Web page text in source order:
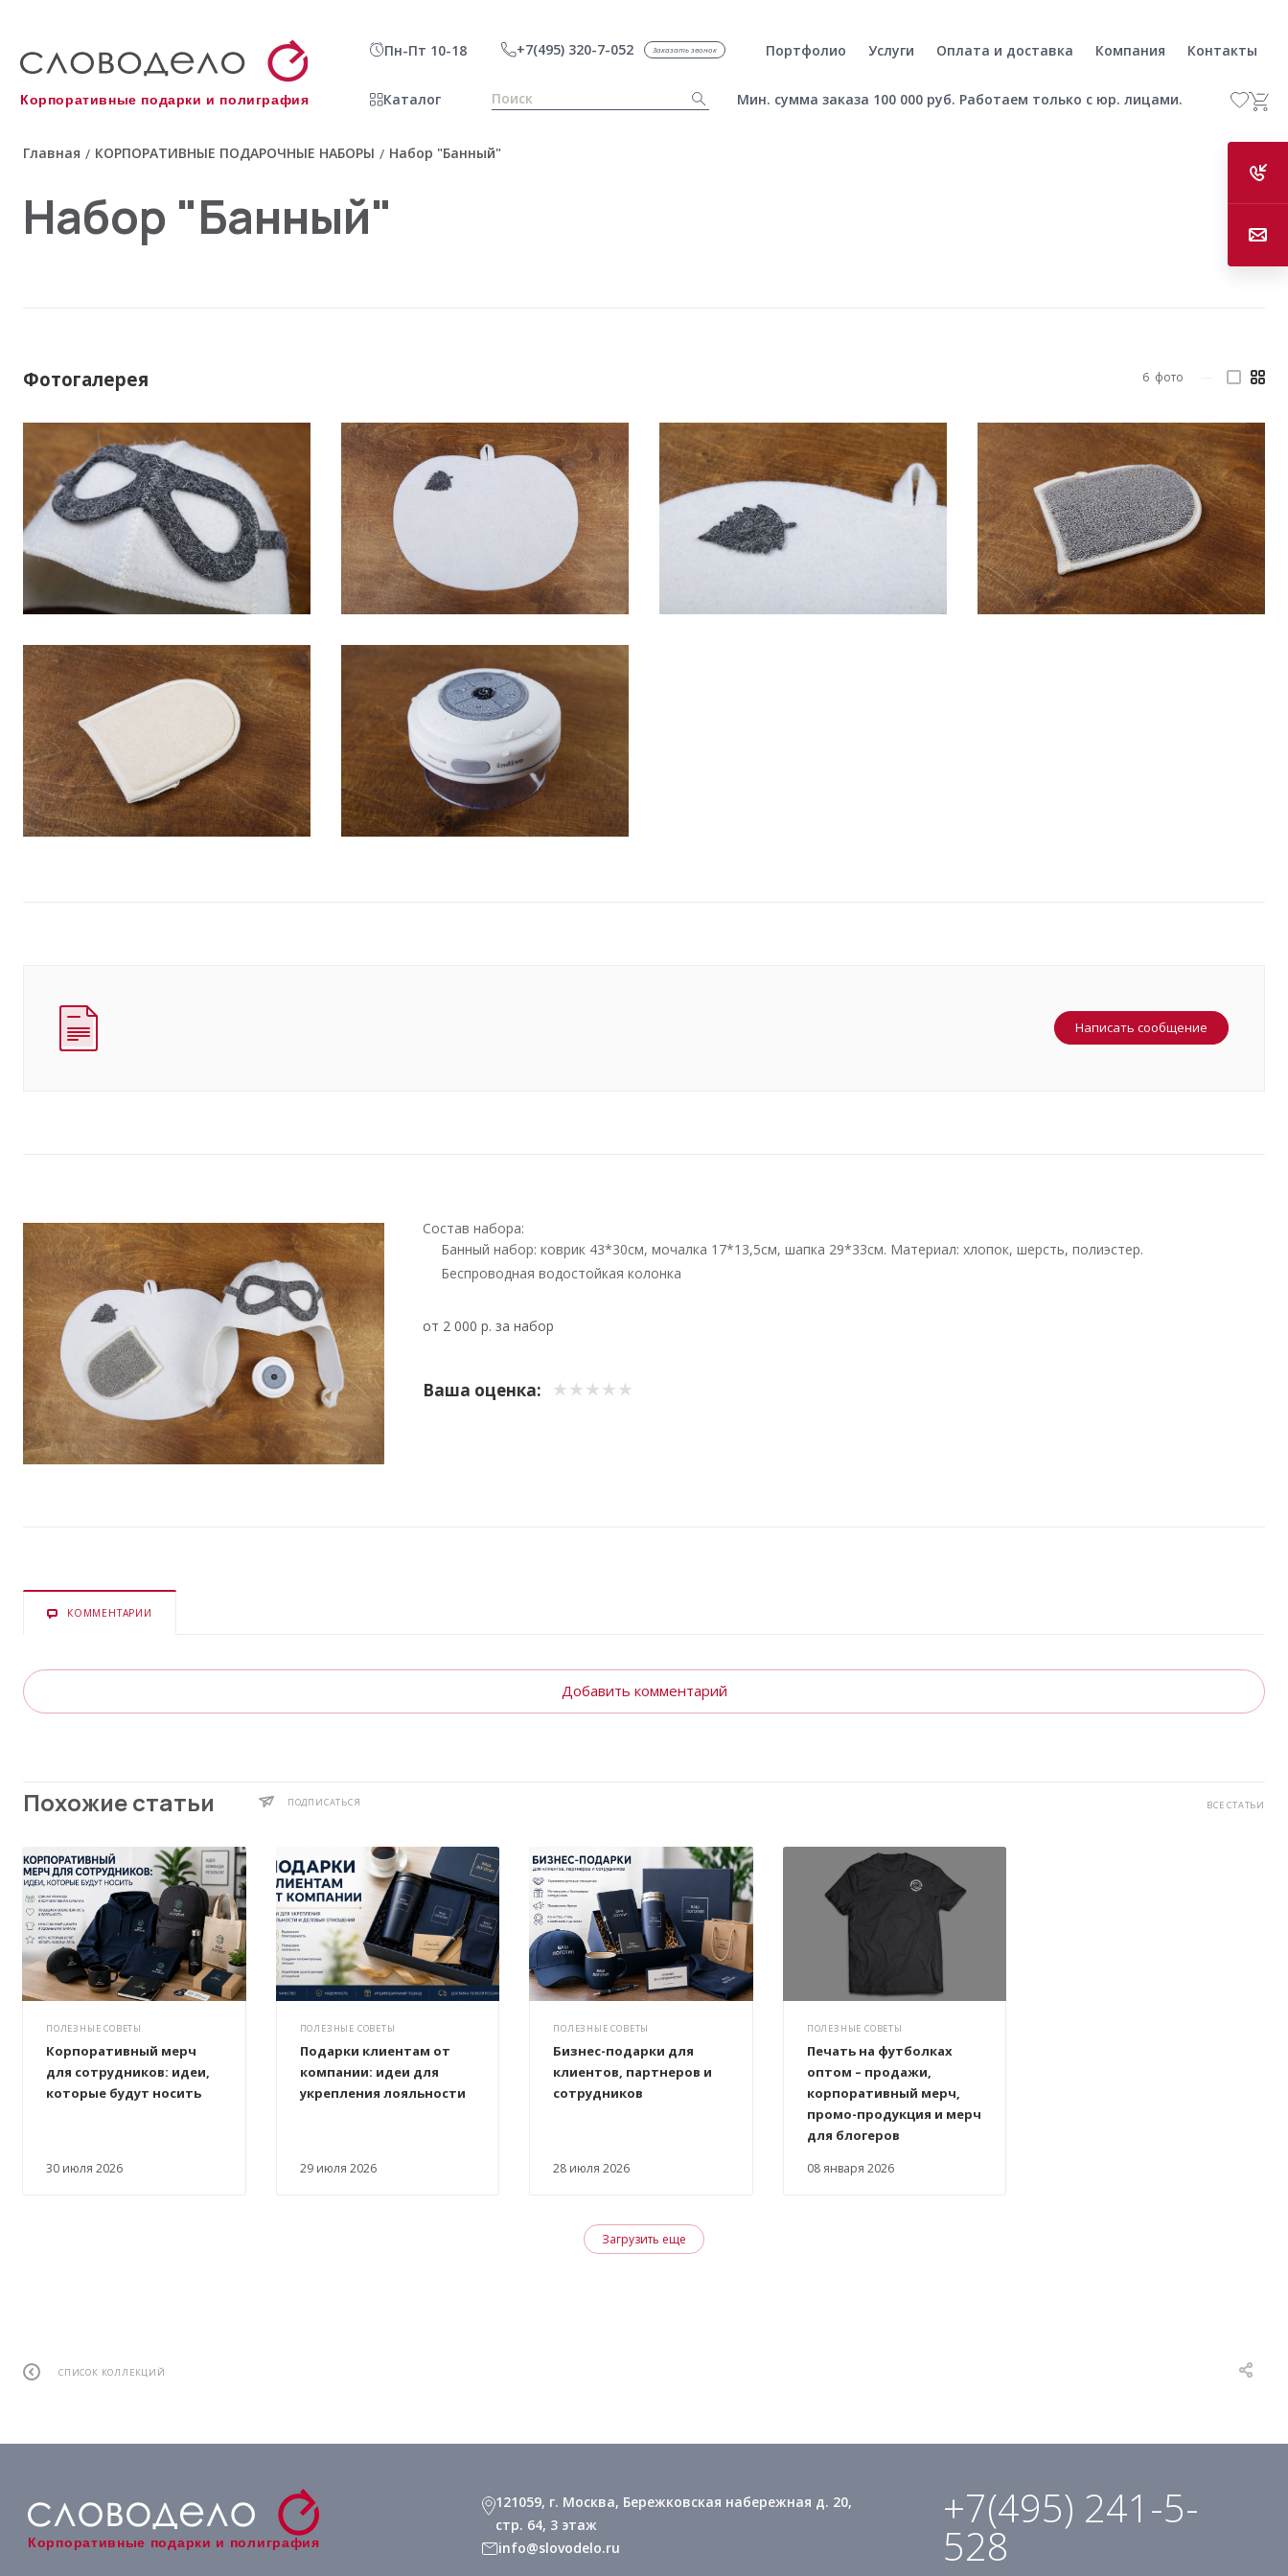
Корпоративные подарки и полиграфия
Пн-Пт 10-18 +7(495) 320-7-052 Заказать звонок Портфолио Услуги Оплата и доставка Компания Контакты
Каталог Мин. сумма заказа 100 000 руб. Работаем только с юр. лицами.
Главная / КОРПОРАТИВНЫЕ ПОДАРОЧНЫЕ НАБОРЫ / Набор "Банный"
Набор "Банный"
Фотогалерея 6 фото
Написать сообщение
Состав набора:
Банный набор: коврик 43*30см, мочалка 17*13,5см, шапка 29*33см. Материал: хлопок, шерсть, полиэстер.
Беспроводная водостойкая колонка
от 2 000 р. за набор
Ваша оценка:
КОММЕНТАРИИ
Добавить комментарий
Похожие статьи ПОДПИСАТЬСЯ ВСЕ СТАТЬИ
ПОЛЕЗНЫЕ СОВЕТЫ
30 июля 2026
Корпоративный мерч
для сотрудников: идеи,
которые будут носить
ПОЛЕЗНЫЕ СОВЕТЫ
29 июля 2026
Подарки клиентам от
компании: идеи для
укрепления лояльности
ПОЛЕЗНЫЕ СОВЕТЫ
28 июля 2026
Бизнес-подарки для
клиентов, партнеров и
сотрудников
ПОЛЕЗНЫЕ СОВЕТЫ
08 января 2026
Печать на футболках
оптом – продажи,
корпоративный мерч,
промо-продукция и мерч
для блогеров
Загрузить еще
СПИСОК КОЛЛЕКЦИЙ
Корпоративные подарки и полиграфия
121059, г. Москва, Бережковская набережная д. 20,
стр. 64, 3 этаж
info@slovodelo.ru
+7(495) 241-5-
528